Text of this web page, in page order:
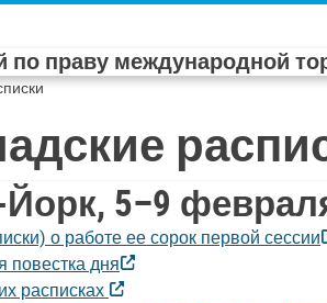
праву международной
5–9
о работе ее сорок первой сессии
повестка дня
расписках